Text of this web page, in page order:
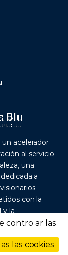
un acelerador
al servicio
una
a
con la
y la
Discover
controlar las
las cookies